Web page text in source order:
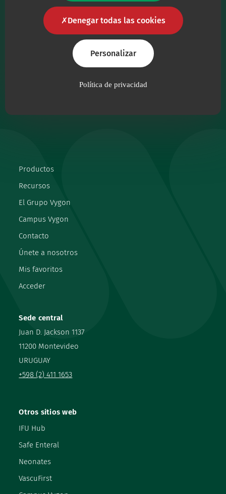
Denegar todas las cookies
Personalizar
Política de privacidad
Nuestro principal objetivo es proporcionar al
personal sanitario productos sanitarios de la
Sede central
Juan D. Jackson 1137
11200 Montevideo
URUGUAY
+598 (2) 411 1653
Productos
Recursos
El Grupo Vygon
Campus Vygon
Contacto
Únete a nosotros
Mis favoritos
Acceder
Otros sitios web
IFU Hub
Safe Enteral
Neonates
VascuFirst
instagramlinkedin